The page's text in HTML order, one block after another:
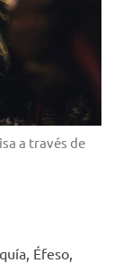
a través de
Éfeso,